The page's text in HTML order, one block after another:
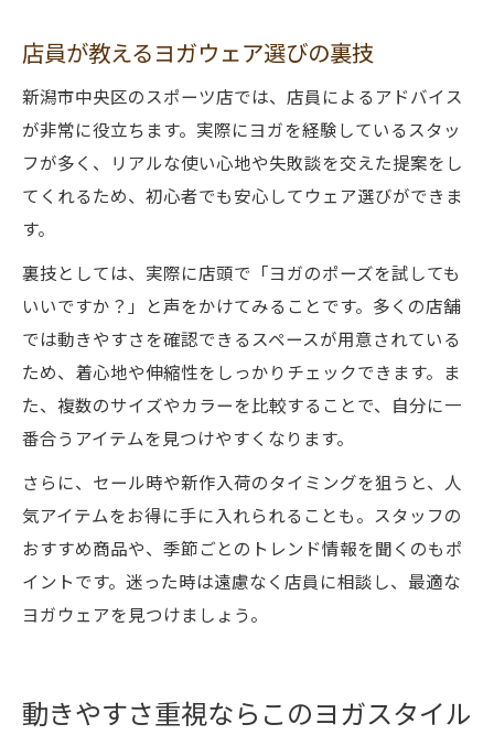
店員が教えるヨガウェア選びの裏技
新潟市中央区のスポーツ店では、店員によるアドバイス
が非常に役立ちます。実際にヨガを経験しているスタッ
フが多く、リアルな使い心地や失敗談を交えた提案をし
てくれるため、初心者でも安心してウェア選びができま
す。
裏技としては、実際に店頭で「ヨガのポーズを試しても
いいですか？」と声をかけてみることです。多くの店舗
では動きやすさを確認できるスペースが用意されている
ため、着心地や伸縮性をしっかりチェックできます。ま
た、複数のサイズやカラーを比較することで、自分に一
番合うアイテムを見つけやすくなります。
さらに、セール時や新作入荷のタイミングを狙うと、人
気アイテムをお得に手に入れられることも。スタッフの
おすすめ商品や、季節ごとのトレンド情報を聞くのもポ
イントです。迷った時は遠慮なく店員に相談し、最適な
ヨガウェアを見つけましょう。
動きやすさ重視ならこのヨガスタイル